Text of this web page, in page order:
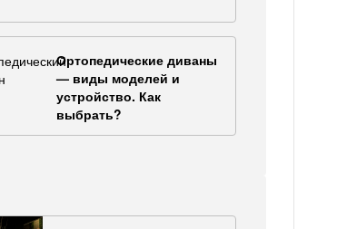
Ортопедические диваны
— виды моделей и
устройство. Как
выбрать?